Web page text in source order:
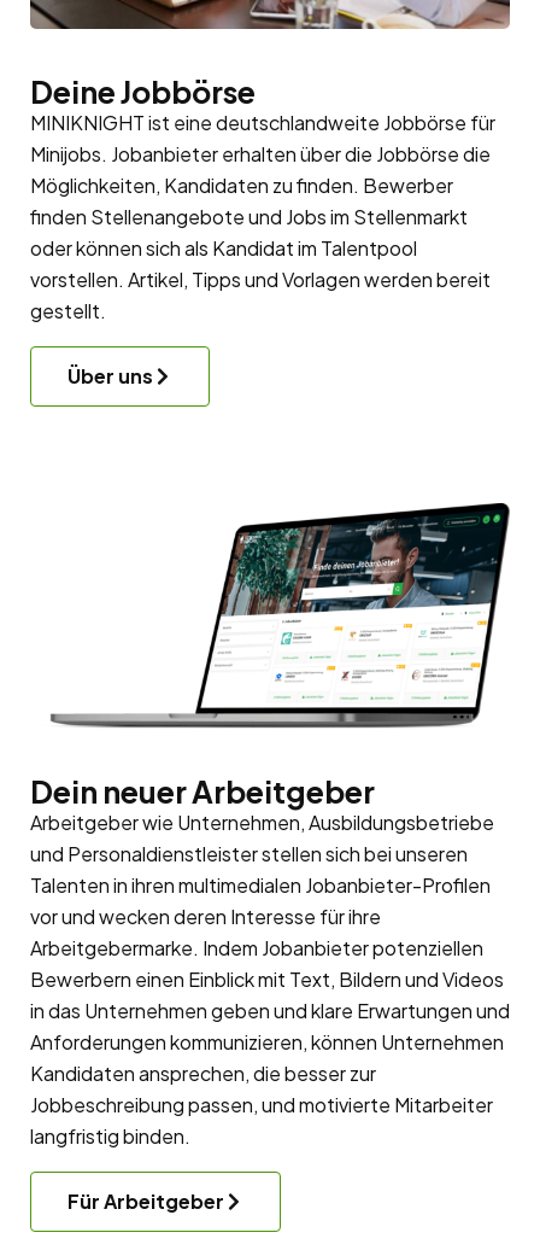
Deine Jobbörse
MINIKNIGHT ist eine deutschlandweite Jobbörse für
Minijobs. Jobanbieter erhalten über die Jobbörse die
Möglichkeiten, Kandidaten zu finden. Bewerber
finden Stellenangebote und Jobs im Stellenmarkt
oder können sich als Kandidat im Talentpool
vorstellen. Artikel, Tipps und Vorlagen werden bereit
gestellt.
Über uns
Dein neuer Arbeitgeber
Arbeitgeber wie Unternehmen, Ausbildungsbetriebe
und Personaldienstleister stellen sich bei unseren
Talenten in ihren multimedialen Jobanbieter-Profilen
vor und wecken deren Interesse für ihre
Arbeitgebermarke. Indem Jobanbieter potenziellen
Bewerbern einen Einblick mit Text, Bildern und Videos
in das Unternehmen geben und klare Erwartungen und
Anforderungen kommunizieren, können Unternehmen
Kandidaten ansprechen, die besser zur
Jobbeschreibung passen, und motivierte Mitarbeiter
langfristig binden.
Für Arbeitgeber